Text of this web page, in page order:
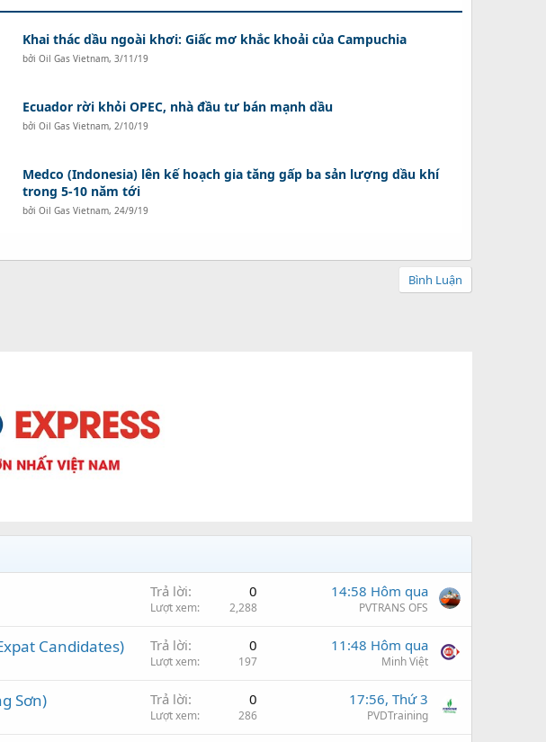
Khai thác dầu ngoài khơi: Giấc mơ khắc khoải của Campuchia
bởiOil Gas Vietnam,3/11/19
Ecuador rời khỏi OPEC, nhà đầu tư bán mạnh dầu
bởiOil Gas Vietnam,2/10/19
Medco (Indonesia) lên kế hoạch gia tăng gấp ba sản lượng dầu khí
trong 5-10 năm tới
bởiOil Gas Vietnam,24/9/19
Bình Luận
Trả lời 0
Lượt xem 2,288
14:58 Hôm qua
PVTRANS OFS
Candidates) Trả lời 0
Lượt xem 197
11:48 Hôm qua
Minh Việt
Sơn) Trả lời 0
Lượt xem 286
17:56, Thứ 3
PVDTraining